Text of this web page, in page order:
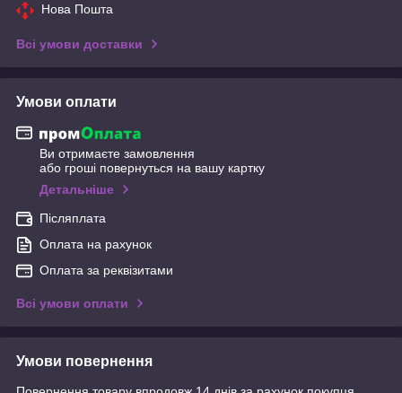
Нова Пошта
Всі умови доставки
Умови оплати
Ви отримаєте замовлення
або гроші повернуться на вашу картку
Детальніше
Післяплата
Оплата на рахунок
Оплата за реквізитами
Всі умови оплати
Умови повернення